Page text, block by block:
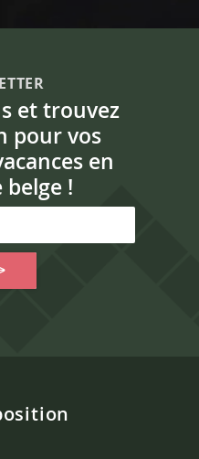
et trouvez
pour vos
en
!